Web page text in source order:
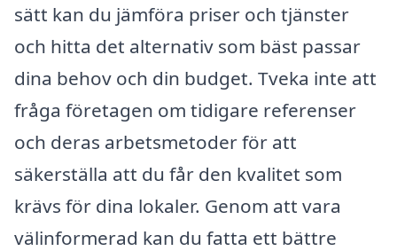
sätt kan du jämföra priser och tjänster
och hitta det alternativ som bäst passar
dina behov och din budget. Tveka inte att
fråga företagen om tidigare referenser
och deras arbetsmetoder för att
säkerställa att du får den kvalitet som
krävs för dina lokaler. Genom att vara
välinformerad kan du fatta ett bättre